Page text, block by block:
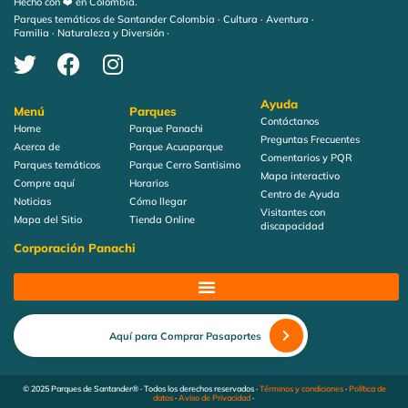
Parques temáticos de Santander Colombia · Cultura · Aventura ·
Familia · Naturaleza y Diversión ·
Menú
Home
Acerca de
Parques temáticos
Compre aquí
Noticias
Mapa del Sitio
Parques
Parque Panachi
Parque Acuaparque
Parque Cerro Santisimo
Horarios
Cómo llegar
Tienda Online
Ayuda
Contáctanos
Preguntas Frecuentes
Comentarios y PQR
Mapa interactivo
Centro de Ayuda
Visitantes con
discapacidad
Corporación Panachi
Aquí para Comprar Pasaportes
© 2025 Parques de Santander® · Todos los derechos reservados ·Términos y condiciones·Política de
datos·Aviso de Privacidad·